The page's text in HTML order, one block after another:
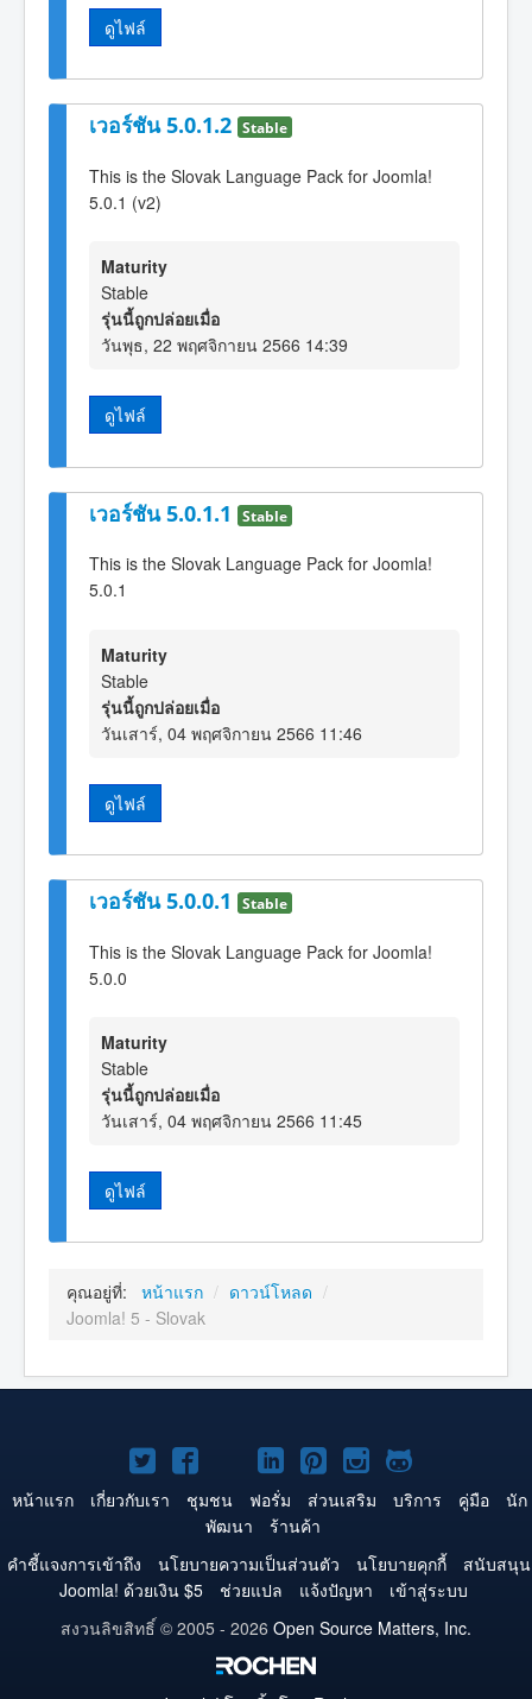
ดูไฟล์
เวอร์ชัน 5.0.1.2 Stable
This is the Slovak Language Pack for Joomla!
5.0.1 (v2)
Maturity
Stable
รุ่นนี้ถูกปล่อยเมื่อ
วันพุธ, 22 พฤศจิกายน 2566 14:39
ดูไฟล์
เวอร์ชัน 5.0.1.1 Stable
This is the Slovak Language Pack for Joomla!
5.0.1
Maturity
Stable
รุ่นนี้ถูกปล่อยเมื่อ
วันเสาร์, 04 พฤศจิกายน 2566 11:46
ดูไฟล์
เวอร์ชัน 5.0.0.1 Stable
This is the Slovak Language Pack for Joomla!
5.0.0
Maturity
Stable
รุ่นนี้ถูกปล่อยเมื่อ
วันเสาร์, 04 พฤศจิกายน 2566 11:45
ดูไฟล์
คุณอยู่ที่: หน้าแรก / ดาวน์โหลด /
Joomla! 5 - Slovak
Joomla!
บน
Twitter
Joomla!
บน
Facebook
Joomla!
บน
YouTube
Joomla!
บน
LinkedIn
Joomla!
บน
Pinterest
Joomla!
บน
Joomla!
บน
หน้าแรก เกี่ยวกับเรา ชุมชน ฟอรั่ม ส่วนเสริม บริการ คู่มือ
นัก
พัฒนา
ร้านค้า
คำชี้แจงการเข้าถึง
นโยบายความเป็นส่วนตัว นโยบายคุกกี้
สนับสนุน
Joomla! ด้วยเงิน $5
ช่วยแปล แจ้งปัญหา
เข้าสู่ระบบ
สงวนลิขสิทธิ์ © 2005 - 2026 Open Source Matters, Inc.